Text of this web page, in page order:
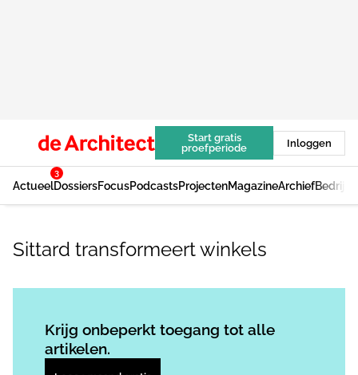
Start gratis
proefperiode
Inloggen
Actueel
3
DossiersFocusPodcastsProjectenMagazineArchief
Sittard transformeert winkels
Krijg onbeperkt toegang tot alle
artikelen.